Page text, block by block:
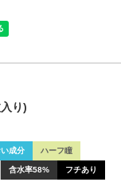
り)
成分 ハーフ瞳
含水率58% フチあり